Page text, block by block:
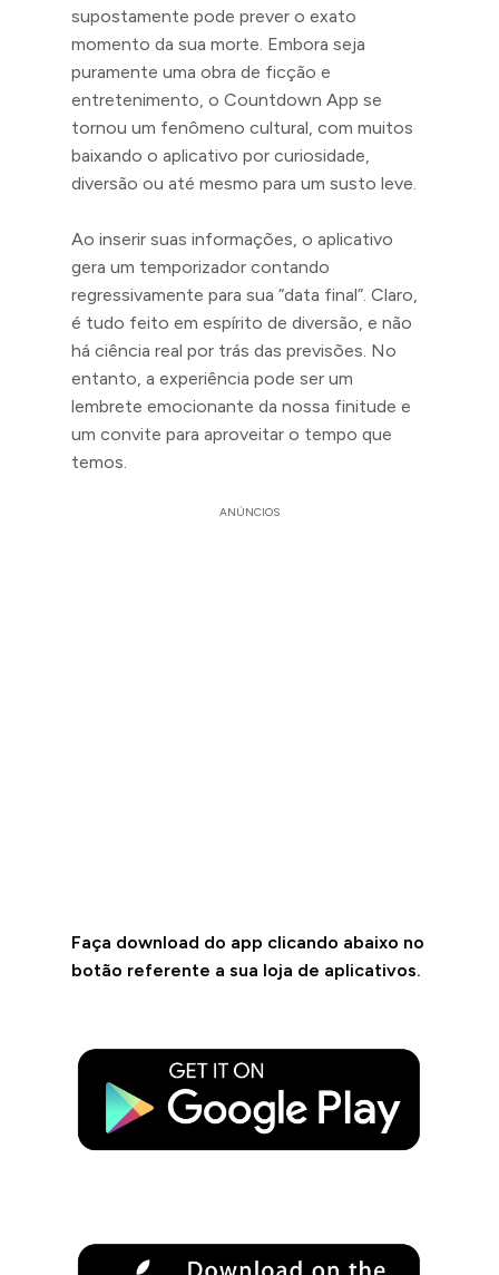
supostamente pode prever o exato
momento da sua morte. Embora seja
puramente uma obra de ficção e
entretenimento, o Countdown App se
tornou um fenômeno cultural, com muitos
baixando o aplicativo por curiosidade,
diversão ou até mesmo para um susto leve.
Ao inserir suas informações, o aplicativo
gera um temporizador contando
regressivamente para sua “data final”. Claro,
é tudo feito em espírito de diversão, e não
há ciência real por trás das previsões. No
entanto, a experiência pode ser um
lembrete emocionante da nossa finitude e
um convite para aproveitar o tempo que
temos.
ANÚNCIOS
Faça download do app clicando abaixo no
botão referente a sua loja de aplicativos.